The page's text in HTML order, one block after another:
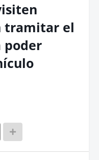
tramitar el
poder